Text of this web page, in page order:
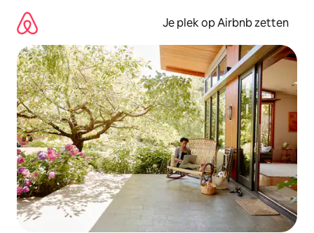
direct
naar
inhoud
Je plek op Airbnb zetten